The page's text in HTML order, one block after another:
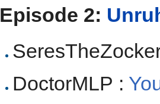
Episode 2:
DoctorMLP :